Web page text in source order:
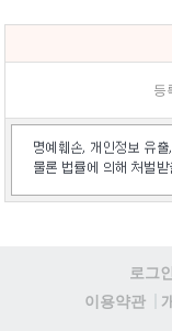
등
로그인
이용약관